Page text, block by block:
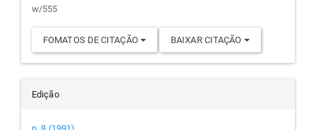
w/555
FOMATOS DE CITAÇÃO BAIXAR CITAÇÃO
Edição